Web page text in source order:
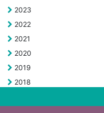
2023
2022
2021
2020
2019
2018